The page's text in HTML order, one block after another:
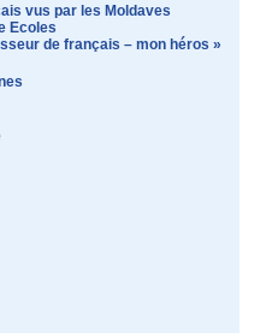
vus par les Moldaves
Ecoles
de français – mon héros »